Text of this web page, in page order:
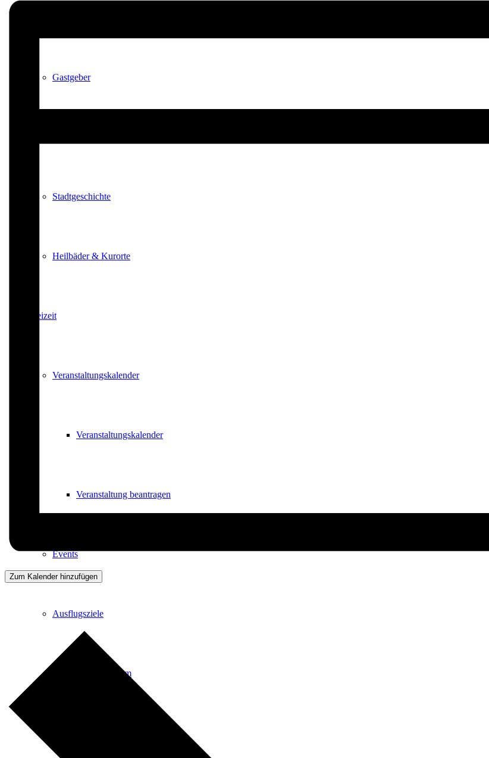
Gastgeber
Stadtgeschichte
Heilbäder & Kurorte
Freizeit
Veranstaltungskalender
Veranstaltungskalender
Veranstaltung beantragen
Events
Ausflugsziele
Hardtbergturm
Zum Kalender hinzufügen